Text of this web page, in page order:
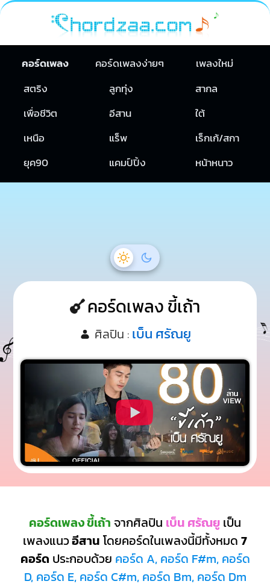
คอร์ดเพลง คอร์ดเพลงง่ายๆ
เพลงใหม่
สตริง
ลูกทุ่ง
สากล
เพื่อชีวิต
อีสาน
ใต้
เหนือ
แร็พ
เร็กเก้/สกา
ยุค90
แคมป์ปิ้ง หน้าหนาว
คอร์ดเพลง ขี้เถ้า
ศิลปิน : เบ็น ศรัณยู
คอร์ดเพลง ขี้เถ้า จากศิลปิน เบ็น ศรัณยู เป็น
เพลงแนวอีสาน โดยคอร์ดในเพลงนี้มีทั้งหมด 7
คอร์ด ประกอบด้วย คอร์ด A, คอร์ด F#m, คอร์ด
D, คอร์ด E, คอร์ด C#m, คอร์ด Bm, คอร์ด Dm